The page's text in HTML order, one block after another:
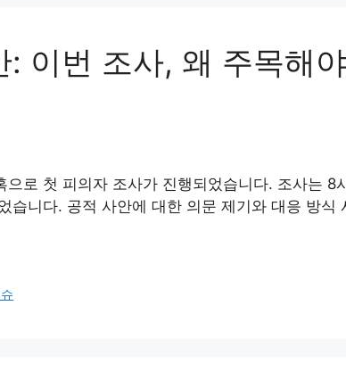
이번 조사, 왜 주목해야
로 첫 피의자 조사가 진행되었습니다. 조사는 8
습니다. 공적 사안에 대한 의문 제기와 대응 방식